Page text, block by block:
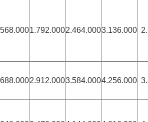
1.792.0002.464.0003.136.000
2.912.0003.584.0004.256.000